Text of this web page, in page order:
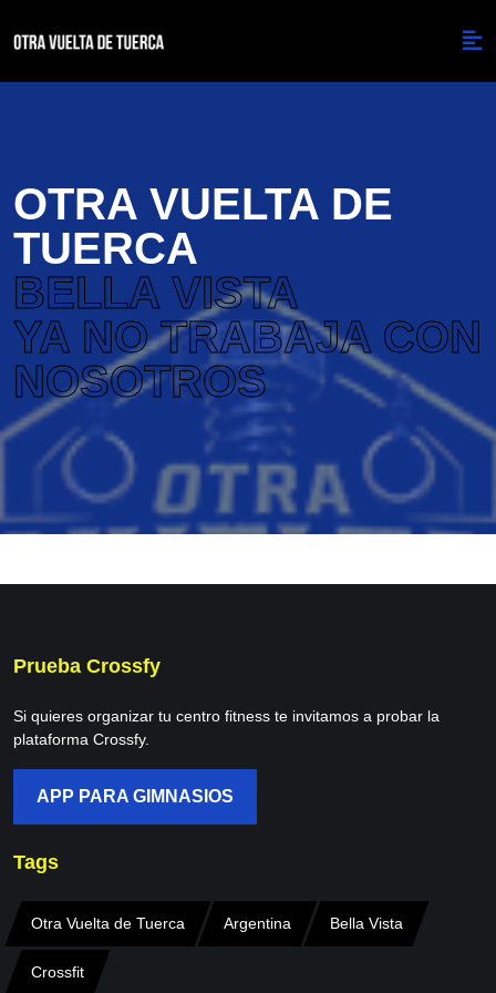
OTRA VUELTA DE
TUERCA
BELLA VISTA
YA NO TRABAJA CON
NOSOTROS
Prueba Crossfy
Si quieres organizar tu centro fitness te invitamos a probar la
plataforma Crossfy.
APP PARA GIMNASIOS
Tags
Otra Vuelta de Tuerca Argentina Bella Vista
Crossfit